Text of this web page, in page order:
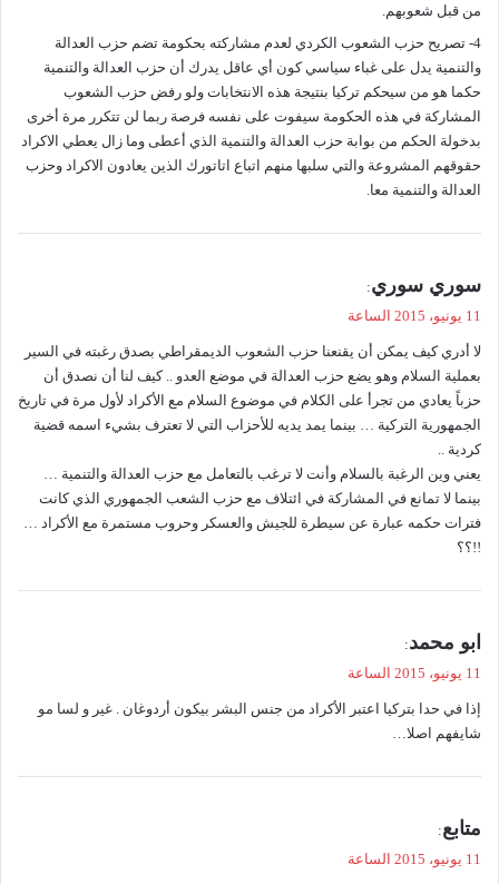
من قبل شعوبهم.
4- تصريح حزب الشعوب الكردي لعدم مشاركته بحكومة تضم حزب العدالة
والتنمية يدل على غباء سياسي كون أي عاقل يدرك أن حزب العدالة والتنمية
حكما هو من سيحكم تركيا بنتيجة هذه الانتخابات ولو رفض حزب الشعوب
المشاركة في هذه الحكومة سيفوت على نفسه فرصة ربما لن تتكرر مرة أخرى
بدخولة الحكم من بوابة حزب العدالة والتنمية الذي أعطى وما زال يعطي الاكراد
حقوقهم المشروعة والتي سلبها منهم اتباع اتاتورك الذين يعادون الاكراد وحزب
العدالة والتنمية معا.
ي
ل
سوري سوري:
11 يونيو، 2015 الساعة
لا أدري كيف يمكن أن يقنعنا حزب الشعوب الديمقراطي بصدق رغبته في السير
بعملية السلام وهو يضع حزب العدالة في موضع العدو .. كيف لنا أن نصدق أن
حزباً يعادي من تجرأ على الكلام في موضوع السلام مع الأكراد لأول مرة في تاريخ
الجمهورية التركية … بينما يمد يديه للأحزاب التي لا تعترف بشيء اسمه قضية
كردية ..
يعني وين الرغبة بالسلام وأنت لا ترغب بالتعامل مع حزب العدالة والتنمية …
بينما لا تمانع في المشاركة في ائتلاف مع حزب الشعب الجمهوري الذي كانت
فترات حكمه عبارة عن سيطرة للجيش والعسكر وحروب مستمرة مع الأكراد …
!!؟؟
ي
ل
ابو محمد:
11 يونيو، 2015 الساعة
إذا في حدا بتركيا اعتبر الأكراد من جنس البشر بيكون أردوغان . غير و لسا مو
شايفهم اصلا…
متابع:
11 يونيو، 2015 الساعة